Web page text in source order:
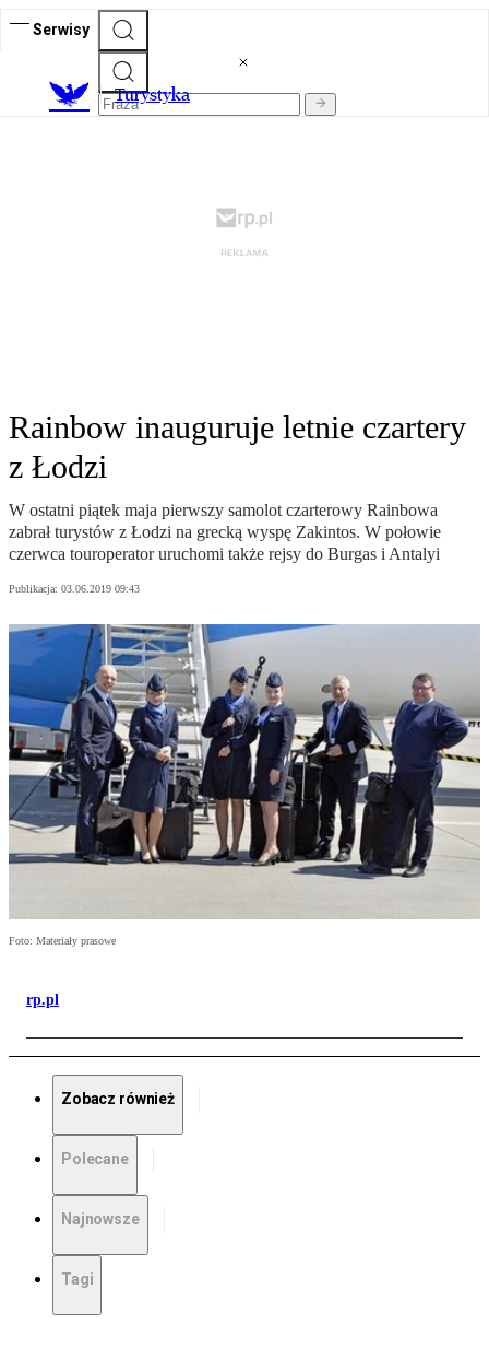
Serwisy
Turystyka
Rainbow inauguruje letnie czartery
z Łodzi
W ostatni piątek maja pierwszy samolot czarterowy Rainbowa
zabrał turystów z Łodzi na grecką wyspę Zakintos. W połowie
czerwca touroperator uruchomi także rejsy do Burgas i Antalyi
Publikacja: 03.06.2019 09:43
Foto: Materiały prasowe
rp.pl
Zobacz również
Polecane
Najnowsze
Tagi